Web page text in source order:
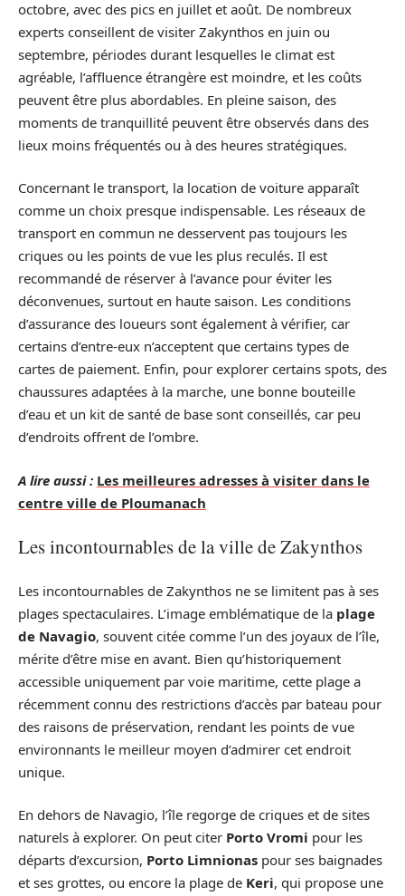
octobre, avec des pics en juillet et août. De nombreux
experts conseillent de visiter Zakynthos en juin ou
septembre, périodes durant lesquelles le climat est
agréable, l’affluence étrangère est moindre, et les coûts
peuvent être plus abordables. En pleine saison, des
moments de tranquillité peuvent être observés dans des
lieux moins fréquentés ou à des heures stratégiques.
Concernant le transport, la location de voiture apparaît
comme un choix presque indispensable. Les réseaux de
transport en commun ne desservent pas toujours les
criques ou les points de vue les plus reculés. Il est
recommandé de réserver à l’avance pour éviter les
déconvenues, surtout en haute saison. Les conditions
d’assurance des loueurs sont également à vérifier, car
certains d’entre-eux n’acceptent que certains types de
cartes de paiement. Enfin, pour explorer certains spots, des
chaussures adaptées à la marche, une bonne bouteille
d’eau et un kit de santé de base sont conseillés, car peu
d’endroits offrent de l’ombre.
A lire aussi : Les meilleures adresses à visiter dans le
centre ville de Ploumanach
Les incontournables de la ville de Zakynthos
Les incontournables de Zakynthos ne se limitent pas à ses
plages spectaculaires. L’image emblématique de la plage
de Navagio, souvent citée comme l’un des joyaux de l’île,
mérite d’être mise en avant. Bien qu’historiquement
accessible uniquement par voie maritime, cette plage a
récemment connu des restrictions d’accès par bateau pour
des raisons de préservation, rendant les points de vue
environnants le meilleur moyen d’admirer cet endroit
unique.
En dehors de Navagio, l’île regorge de criques et de sites
naturels à explorer. On peut citer Porto Vromi pour les
départs d’excursion, Porto Limnionas pour ses baignades
et ses grottes, ou encore la plage de Keri, qui propose une